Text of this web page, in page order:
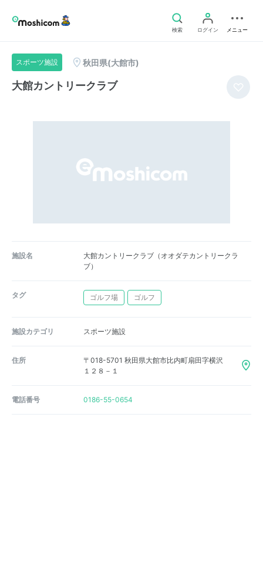
検索 ログイン メニュー
スポーツ施設 秋田県(大館市)
大館カントリークラブ
施設名
大館カントリークラブ（オオダテカントリークラ
ブ）
タグ ゴルフ場 ゴルフ
施設カテゴリ スポーツ施設
住所
〒018-5701 秋田県大館市比内町扇田字横沢
１２８－１
電話番号 0186-55-0654